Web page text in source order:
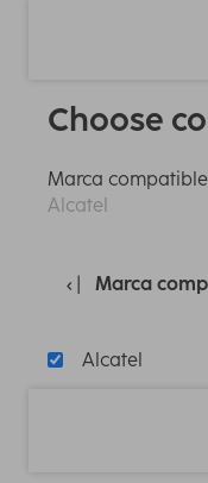
Choose
Marca compatible
Alcatel
Marca
Alcatel